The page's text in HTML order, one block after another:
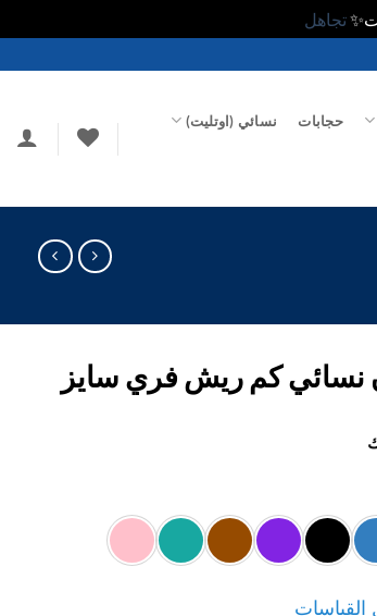
تجاهل
حجابات نسائي (اوتليت)
نسائي كم ريش فري سايز
القياسات